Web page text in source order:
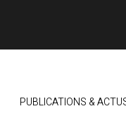
PUBLICATIONS &